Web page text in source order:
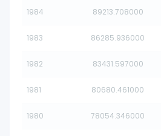
1984 89213.708000
1983 86285.936000
1982 83431.597000
1981 80680.461000
1980 78054.346000